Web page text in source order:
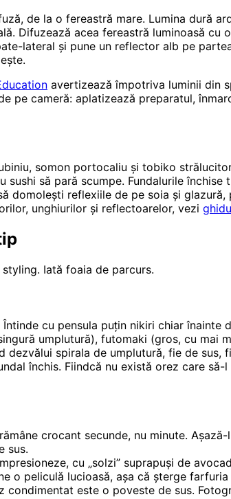
de la o fereastră mare. Lumina dură
Difuzează acea fereastră luminoasă
lateral și pune un reflector alb pe
avertizează împotriva luminii din
pe cameră: aplatizează preparatul,
somon portocaliu și tobiko
să pară scumpe. Fundalurile
domolești reflexiile de pe soia și
unghiurilor și reflectoarelor, vezi
Iată foaia de parcurs.
cu pensula puțin nikiri chiar înainte
umplutură), futomaki (gros, cu mai
spirala de umplutură, fie de sus,
închis. Fiindcă nu există orez care
crocant secunde, nu minute.
sus.
cu „solzi” suprapuși de
o peliculă lucioasă, așa că șterge
este o poveste de sus.